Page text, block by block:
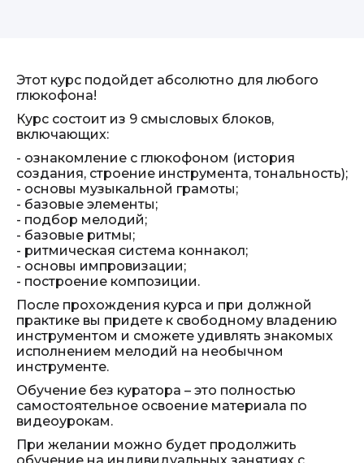
Этот курс подойдет абсолютно для любого
глюкофона!
Курс состоит из 9 смысловых блоков,
включающих:
- ознакомление с глюкофоном (история
создания, строение инструмента, тональность);
- основы музыкальной грамоты;
- базовые элементы;
- подбор мелодий;
- базовые ритмы;
- ритмическая система коннакол;
- основы импровизации;
- построение композиции.
После прохождения курса и при должной
практике вы придете к свободному владению
инструментом и сможете удивлять знакомых
исполнением мелодий на необычном
инструменте.
Обучение без куратора – это полностью
самостоятельное освоение материала по
видеоурокам.
При желании можно будет продолжить